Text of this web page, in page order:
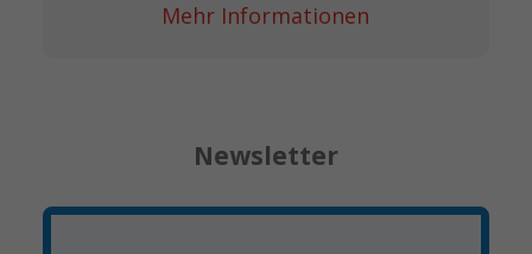
Mehr Informationen
Newsletter